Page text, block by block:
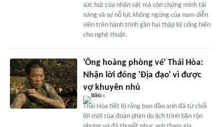
sức hút của nhân vật mà còn chứng minh tài
năng và sự nỗ lực không ngừng của nam diễn
viên trên hành trình gần hai thập kỷ cống hiến
cho nghệ thuật.
'Ông hoàng phòng vé' Thái Hòa:
Nhận lời đóng 'Địa đạo' vì được
vợ khuyên nhủ
Thái Hòa tiết lộ rằng ban đầu anh đã từ chối
lời mời của đoàn phim do lịch trình bận rộn